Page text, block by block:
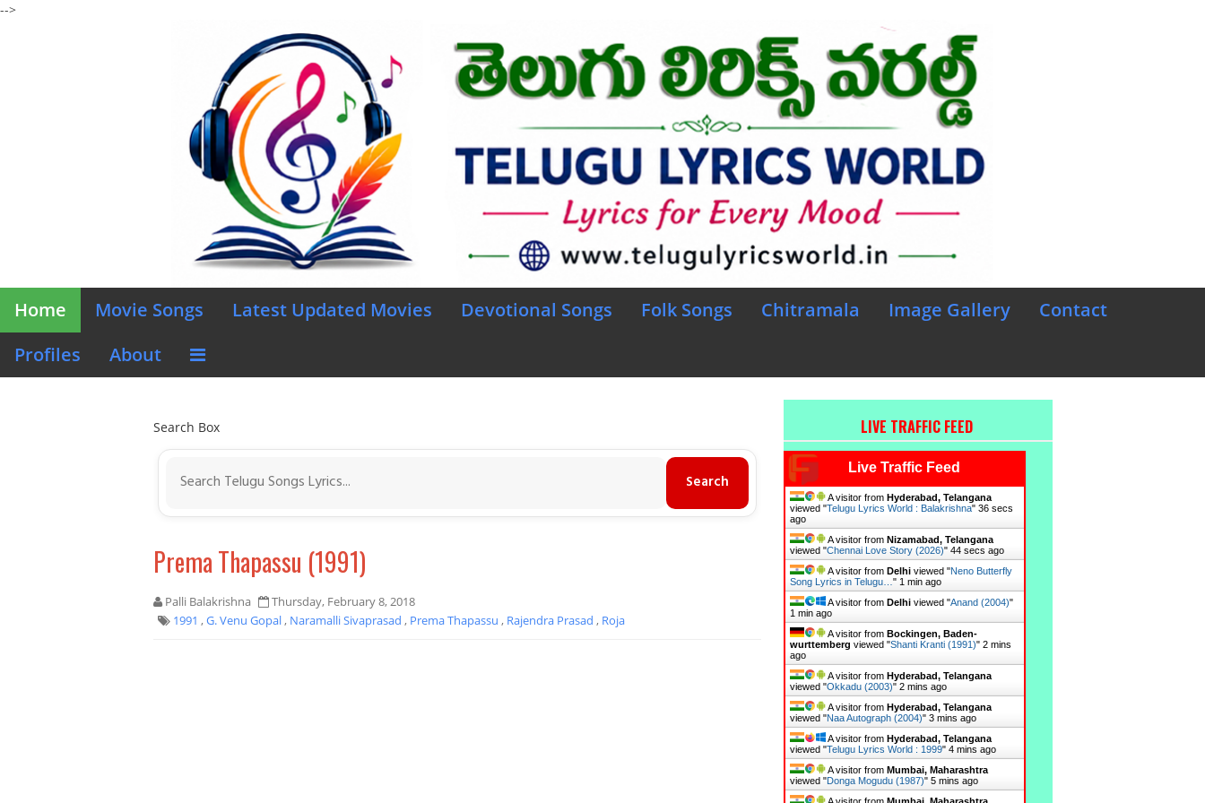
-->
Home Movie Songs Latest Updated Movies Devotional Songs Folk Songs Chitramala Image Gallery
Contact
Profiles
About
Search Box
Prema Thapassu (1991)
Palli Balakrishna
Thursday, February 8, 2018
1991 ,G. Venu Gopal, Naramalli Sivaprasad , Prema Thapassu , Rajendra Prasad , Roja
LIVE TRAFFIC FEED
Live Traffic Feed
A visitor from Hyderabad, Telangana
viewed "Telugu Lyrics World : Balakrishna" 37 secs
ago
A visitor from Nizamabad, Telangana
viewed "Chennai Love Story (2026)" 45 secs ago
A visitor from Delhiviewed "Neno Butterfly
Song Lyrics in Telugu… " 1 min ago
A visitor from Delhiviewed "Anand (2004)"
1 min ago
A visitor from Bockingen, Baden-
wurttemberg viewed "Shanti Kranti (1991)" 2 mins
ago
A visitor from Hyderabad, Telangana
viewed "Okkadu (2003)" 2 mins ago
A visitor from Hyderabad, Telangana
viewed "Naa Autograph (2004)" 3 mins ago
A visitor from Hyderabad, Telangana
viewed "Telugu Lyrics World : 1999" 4 mins ago
A visitor from Mumbai, Maharashtra
viewed "Donga Mogudu (1987)" 5 mins ago